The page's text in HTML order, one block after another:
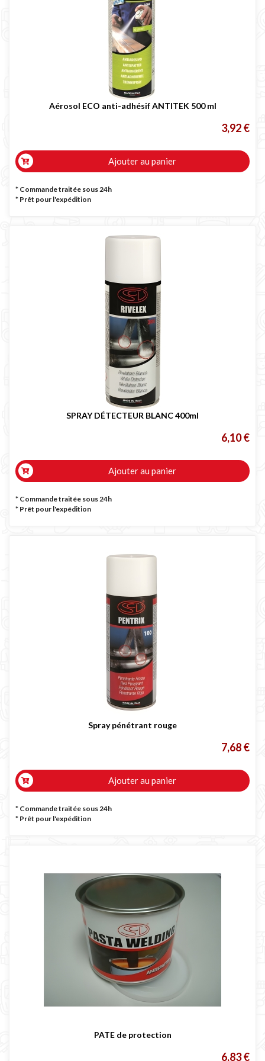
Poste à souder Lincoln Electric
Équipement complémentaire au soudage
Cagoule de soudure automatique
Masque de soudage professionnel
Aérosol ECO anti-adhésif ANTITEK 500 ml
3,92 €
Ajouter au panier
* Commande traitée sous 24h
* Prêt pour l'expédition
SPRAY DÉTECTEUR BLANC 400ml
6,10 €
Ajouter au panier
* Commande traitée sous 24h
* Prêt pour l'expédition
Spray pénétrant rouge
7,68 €
Ajouter au panier
* Commande traitée sous 24h
* Prêt pour l'expédition
PATE de protection
6,83 €